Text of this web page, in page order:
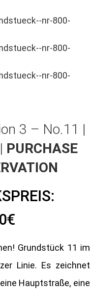
3 – No.11 |
PURCHASE
Grundstück 11 im
Linie. Es zeichnet
Hauptstraße, eine